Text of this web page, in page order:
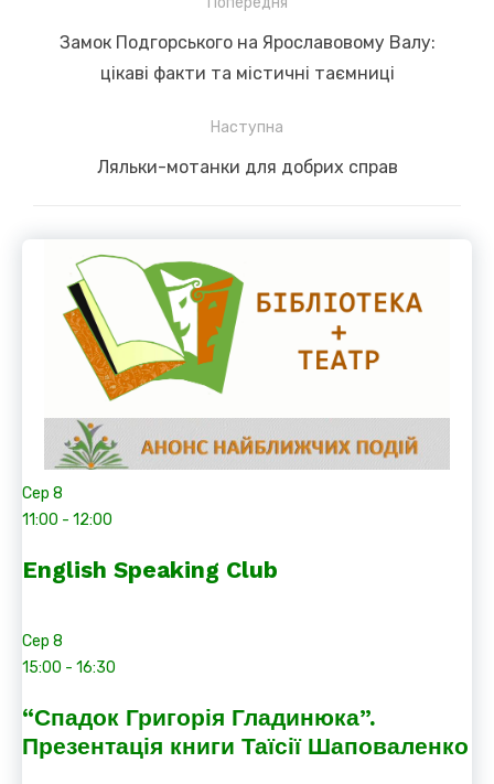
записів
Previous
Замок Подгорського на Ярославовому Валу:
цікаві факти та містичні таємниці
Наступна
Next
Ляльки-мотанки для добрих справ
Сер 8
11:00 - 12:00
English Speaking Club
Сер 8
15:00 - 16:30
“Спадок Григорія Гладинюка”.
Презентація книги Таїсії Шаповаленко